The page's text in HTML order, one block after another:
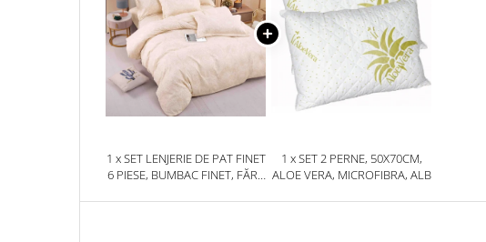
1 x SET LENJERIE DE PAT FINET
6 PIESE, BUMBAC FINET, FĂRĂ
1 x SET 2 PERNE, 50X70CM,
ALOE VERA, MICROFIBRA, ALB